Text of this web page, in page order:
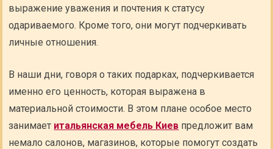
выражение уважения и почтения к статусу
одариваемого. Кроме того, они могут подчеркивать
личные отношения.
В наши дни, говоря о таких подарках, подчеркивается
именно его ценность, которая выражена в
материальной стоимости. В этом плане особое место
занимает итальянская мебель Киев предложит вам
немало салонов, магазинов, которые помогут создать